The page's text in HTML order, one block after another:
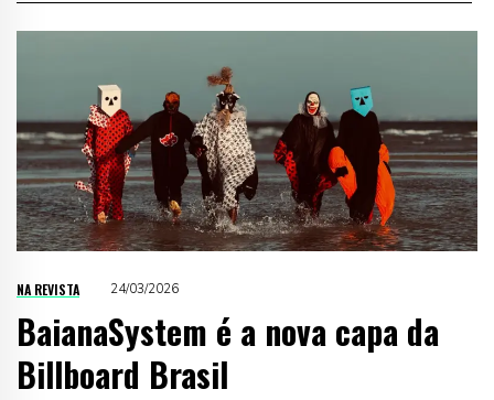
NA REVISTA 24/03/2026
BaianaSystem é a nova capa da
Billboard Brasil